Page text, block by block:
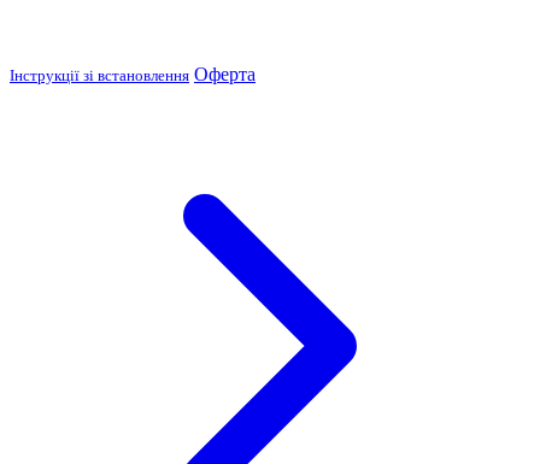
Інструкції зі встановлення Оферта